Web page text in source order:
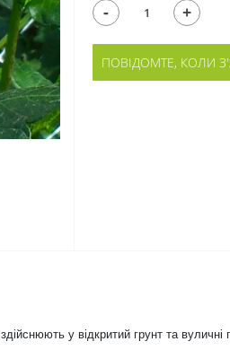
- +
ПОВІДОМТЕ, КОЛИ
у відкритий грунт та